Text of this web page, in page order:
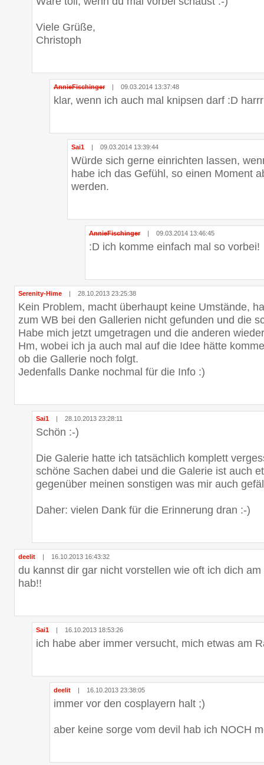
Viele Grüße,
Christoph
AnnieFischinger | 09.03.2014 13:37:48
klar, wenn ich auch mal knipsen darf :D harrr
Sai1 | 09.03.2014 13:39:44
Würde sich gerne einrichten lassen,
habe ich das Gefühl, so einen Moment
werden.
AnnieFischinger | 09.03.2014 13:46:45
:D ich komme einfach mal so vorbei!
Serenity-Hime | 28.10.2013 23:25:38
Kein Problem, macht überhaupt keine Umstände,
zum WB bei den Gallerien nicht gefunden und die
Habe mich jetzt umgetragen und die anderen
Hm, wobei ich ja auch mal auf die Idee hätte
ob die Gallerie noch folgt.
Jedenfalls Danke nochmal für die Info :)
Sai1 | 28.10.2013 23:28:11
Schön :-)
Die Galerie hatte ich tatsächlich komplett
schöne Sachen dabei und die Galerie ist auch
gegenüber meinen sonstigen was mir auch
Daher: vielen Dank für die Erinnerung dran :-)
deelit | 16.10.2013 16:43:32
du kannst dir gar nicht vorstellen wie oft ich dich
hab!!
Sai1 | 16.10.2013 18:53:26
ich habe aber immer versucht, mich etwas am
deelit | 16.10.2013 23:38:05
immer vor den cosplayern halt ;)
aber keine sorge vom devil hab ich NOCH